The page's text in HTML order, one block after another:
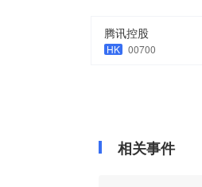
腾讯控股
HK 00700
相关事件